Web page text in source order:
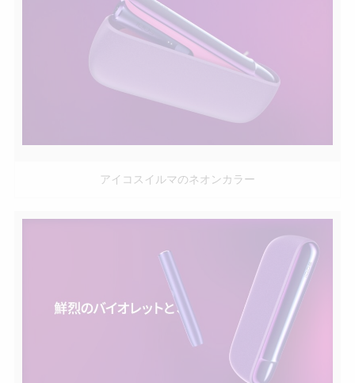
アイコスイルマのネオンカラー